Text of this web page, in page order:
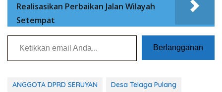
Realisasikan Perbaikan Jalan Wilayah
Setempat
Ketikkan email Anda...
Berlangganan
ANGGOTA DPRD SERUYAN Desa Telaga Pulang